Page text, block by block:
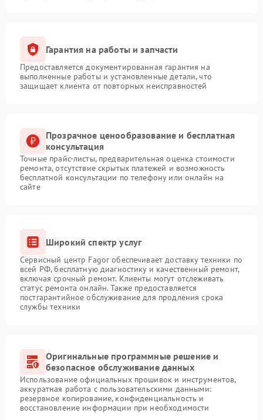
Гарантия на работы и запчасти
Предоставляется документированная гарантия на
выполненные работы и установленные детали, что
защищает клиента от повторных неисправностей
Прозрачное ценообразование и бесплатная
консультация
Точные прайс-листы, предварительная оценка стоимости
ремонта, отсутствие скрытых платежей и возможность
бесплатной консультации по телефону или онлайн на
сайте
Широкий спектр услуг
Сервисный центр Fagor обеспечивает доставку техники по
всей РФ, бесплатную диагностику и качественный ремонт,
включая срочный ремонт. Клиенты могут отслеживать
статус ремонта онлайн. Также предоставляется
постгарантийное обслуживание для продления срока
службы техники
Оригинальные программные решение и
безопасное обслуживание данных
Использование официальных прошивок и инструментов,
аккуратная работа с пользовательскими данными:
резервное копирование, конфиденциальность и
восстановление информации при необходимости